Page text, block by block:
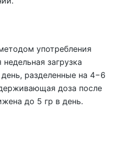
употребления
загрузка
разделенные на 4−6
доза после
до 5 гр в день.